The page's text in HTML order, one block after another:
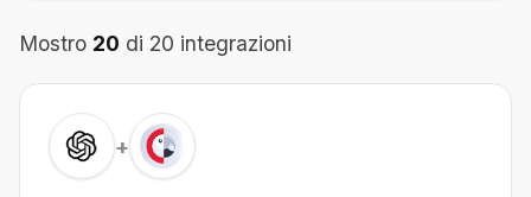
Mostro 20 di 20 integrazioni
+